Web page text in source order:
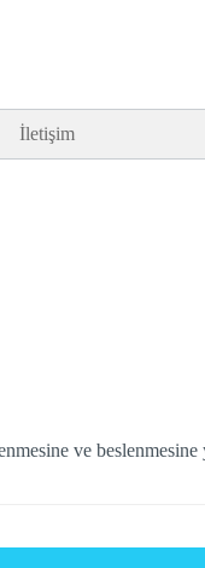
İletişim
ve beslenmesine